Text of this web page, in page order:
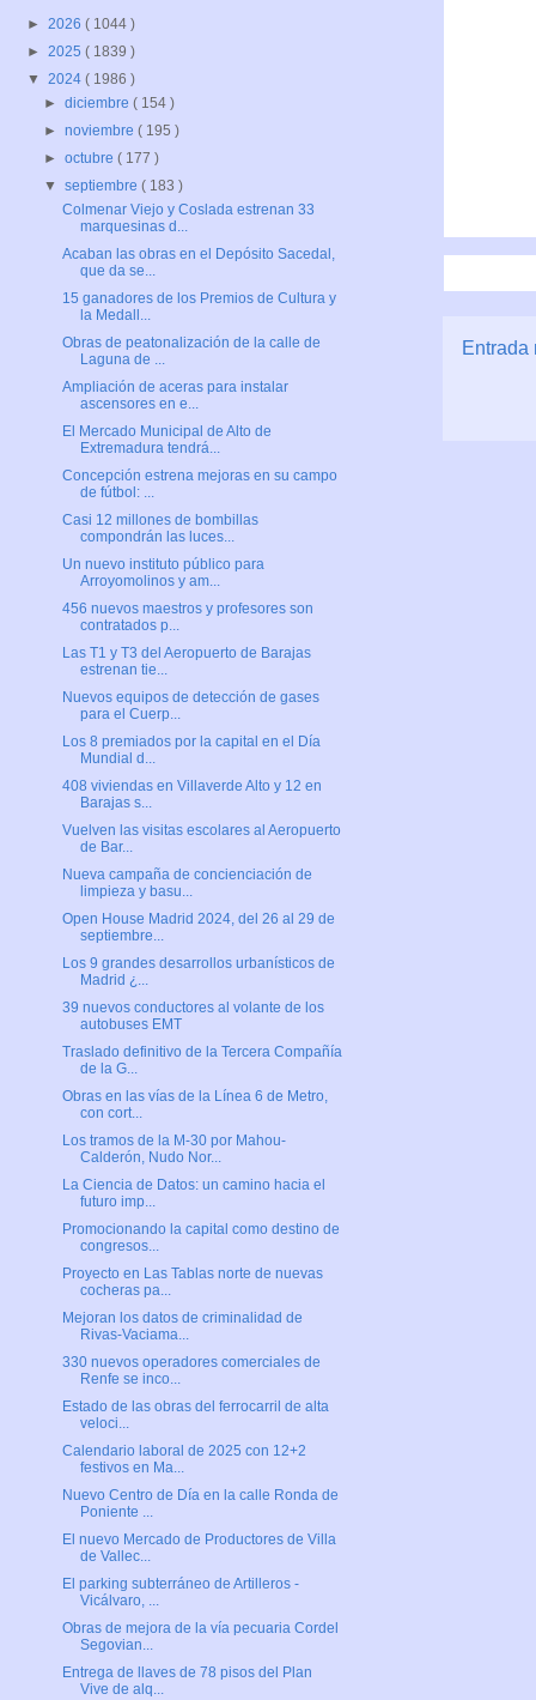
Entrada
► 2026 ( 1044 )
► 2025 ( 1839 )
▼ 2024 ( 1986 )
►diciembre( 154 )
►noviembre( 195 )
►octubre( 177 )
▼septiembre( 183 )
Colmenar Viejo y Coslada estrenan 33
marquesinas d...
Acaban las obras en el Depósito Sacedal,
que da se...
15 ganadores de los Premios de Cultura y
la Medall...
Obras de peatonalización de la calle de
Laguna de ...
Ampliación de aceras para instalar
ascensores en e...
El Mercado Municipal de Alto de
Extremadura tendrá...
Concepción estrena mejoras en su campo
de fútbol: ...
Casi 12 millones de bombillas
compondrán las luces...
Un nuevo instituto público para
Arroyomolinos y am...
456 nuevos maestros y profesores son
contratados p...
Las T1 y T3 del Aeropuerto de Barajas
estrenan tie...
Nuevos equipos de detección de gases
para el Cuerp...
Los 8 premiados por la capital en el Día
Mundial d...
408 viviendas en Villaverde Alto y 12 en
Barajas s...
Vuelven las visitas escolares al Aeropuerto
de Bar...
Nueva campaña de concienciación de
limpieza y basu...
Open House Madrid 2024, del 26 al 29 de
septiembre...
Los 9 grandes desarrollos urbanísticos de
Madrid ¿...
39 nuevos conductores al volante de los
autobuses EMT
Traslado definitivo de la Tercera Compañía
de la G...
Obras en las vías de la Línea 6 de Metro,
con cort...
Los tramos de la M-30 por Mahou-
Calderón, Nudo Nor...
La Ciencia de Datos: un camino hacia el
futuro imp...
Promocionando la capital como destino de
congresos...
Proyecto en Las Tablas norte de nuevas
cocheras pa...
Mejoran los datos de criminalidad de
Rivas-Vaciama...
330 nuevos operadores comerciales de
Renfe se inco...
Estado de las obras del ferrocarril de alta
veloci...
Calendario laboral de 2025 con 12+2
festivos en Ma...
Nuevo Centro de Día en la calle Ronda de
Poniente ...
El nuevo Mercado de Productores de Villa
de Vallec...
El parking subterráneo de Artilleros -
Vicálvaro, ...
Obras de mejora de la vía pecuaria Cordel
Segovian...
Entrega de llaves de 78 pisos del Plan
Vive de alq...